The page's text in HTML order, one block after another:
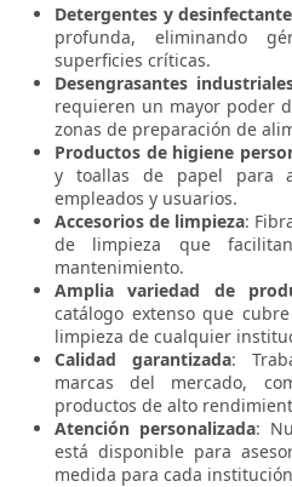
Detergentes y
profunda, eliminando
superficies críticas.
Desengrasantes
requieren un mayor poder
zonas de preparación de
Productos de higiene
y toallas de papel para
empleados y usuarios.
Accesorios de limpieza:
de limpieza que
mantenimiento.
Amplia variedad de
catálogo extenso que
limpieza de cualquier
Calidad garantizada:
marcas del mercado,
productos de alto
Atención personalizada:
está disponible para
medida para cada